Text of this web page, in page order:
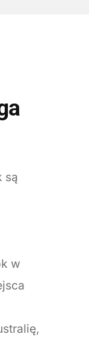
są
w